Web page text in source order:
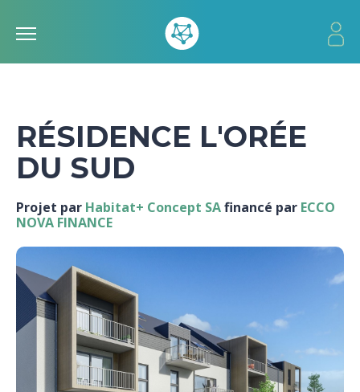
RÉSIDENCE L'ORÉE
DU SUD
Projet par Habitat+ Concept SAfinancé par ECCO
NOVA FINANCE